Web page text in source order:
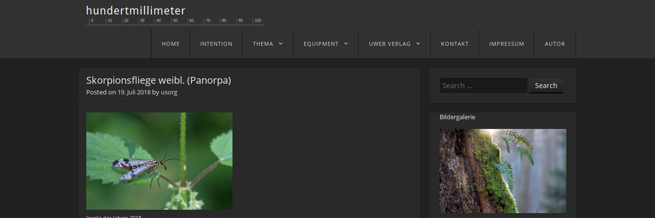
Menu
Skip to content
HOME INTENTION THEMA EQUIPMENT UWEB VERLAG KONTAKT IMPRESSUM AUTOR
Skorpionsfliege weibl. (Panorpa)
Posted on 19. Juli 2018 by usorg
Search
Bildergalerie